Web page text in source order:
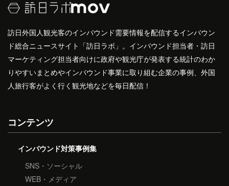
訪日外国人観光客のインバウンド需要情報を配信するインバウン
ド総合ニュースサイト「訪日ラボ」。インバウンド担当者・訪日
マーケティング担当者向けに政府や観光庁が発表する統計のわか
りやすいまとめやインバウンド事業に取り組む企業の事例、外国
人旅行客がよく行く観光地などを毎日配信！
コンテンツ
インバウンド対策事例集
SNS・ソーシャル
WEB・メディア